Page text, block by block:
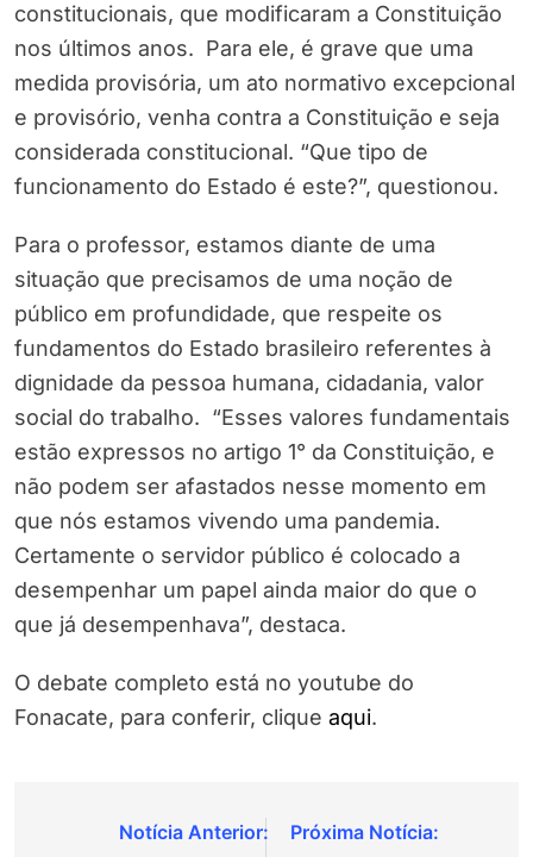
constitucionais, que modificaram a Constituição
nos últimos anos. Para ele, é grave que uma
medida provisória, um ato normativo excepcional
e provisório, venha contra a Constituição e seja
considerada constitucional. “Que tipo de
funcionamento do Estado é este?”, questionou.
Para o professor, estamos diante de uma
situação que precisamos de uma noção de
público em profundidade, que respeite os
fundamentos do Estado brasileiro referentes à
dignidade da pessoa humana, cidadania, valor
social do trabalho. “Esses valores fundamentais
estão expressos no artigo 1° da Constituição, e
não podem ser afastados nesse momento em
que nós estamos vivendo uma pandemia.
Certamente o servidor público é colocado a
desempenhar um papel ainda maior do que o
que já desempenhava”, destaca.
O debate completo está no youtube do
Fonacate, para conferir, clique aqui.
Navegação